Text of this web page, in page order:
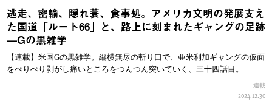
逃走、密輸、隠れ蓑、食事処。アメリカ文明の発展支え
た国道「ルート66」と、路上に刻まれたギャングの足跡
—Gの黒雑学
【連載】米国Gの黒雑学。縦横無尽の斬り口で、亜米利加ギャングの仮面
をぺりぺり剥がし痛いところをつんつん突いていく、三十四話目。
連載
2024.12.30